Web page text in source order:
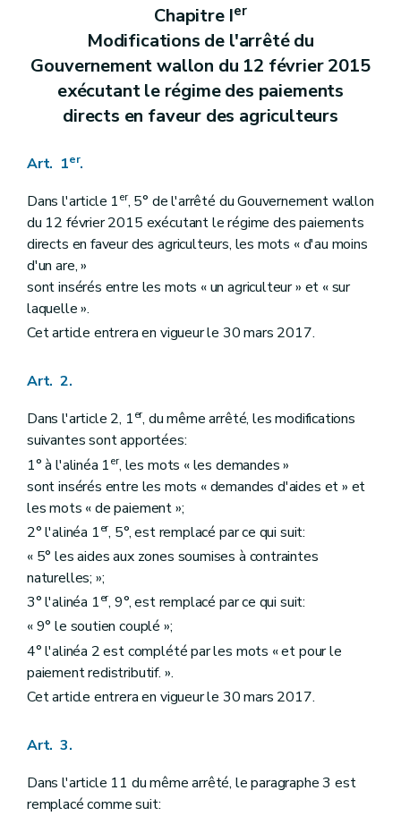
Chapitre Ier
Modifications de l'arrêté du
Gouvernement wallon du 12 février 2015
exécutant le régime des paiements
directs en faveur des agriculteurs
Art. 1er.
Dans l'article 1er, 5° de l'arrêté du Gouvernement wallon
du 12 février 2015 exécutant le régime des paiements
directs en faveur des agriculteurs, les mots « d'au moins
d'un are, »
sont insérés entre les mots « un agriculteur » et « sur
laquelle ».
Cet article entrera en vigueur le 30 mars 2017.
Art. 2.
Dans l'article 2, 1er, du même arrêté, les modifications
suivantes sont apportées:
1° à l'alinéa 1er, les mots « les demandes »
sont insérés entre les mots « demandes d'aides et » et
les mots « de paiement »;
2° l'alinéa 1er, 5°, est remplacé par ce qui suit:
« 5° les aides aux zones soumises à contraintes
naturelles; »;
3° l'alinéa 1er, 9°, est remplacé par ce qui suit:
« 9° le soutien couplé »;
4° l'alinéa 2 est complété par les mots « et pour le
paiement redistributif. ».
Cet article entrera en vigueur le 30 mars 2017.
Art. 3.
Dans l'article 11 du même arrêté, le paragraphe 3 est
remplacé comme suit: